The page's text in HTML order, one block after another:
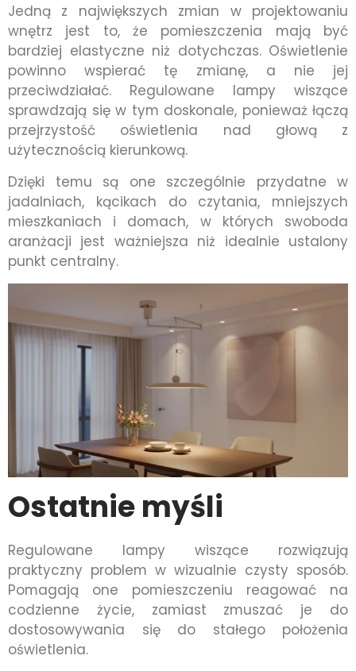
Jedną z największych zmian w projektowaniu
wnętrz jest to, że pomieszczenia mają być
bardziej elastyczne niż dotychczas. Oświetlenie
powinno wspierać tę zmianę, a nie jej
przeciwdziałać. Regulowane lampy wiszące
sprawdzają się w tym doskonale, ponieważ łączą
przejrzystość oświetlenia nad głową z
użytecznością kierunkową.
Dzięki temu są one szczególnie przydatne w
jadalniach, kącikach do czytania, mniejszych
mieszkaniach i domach, w których swoboda
aranżacji jest ważniejsza niż idealnie ustalony
punkt centralny.
Ostatnie myśli
Regulowane lampy wiszące rozwiązują
praktyczny problem w wizualnie czysty sposób.
Pomagają one pomieszczeniu reagować na
codzienne życie, zamiast zmuszać je do
dostosowywania się do stałego położenia
oświetlenia.